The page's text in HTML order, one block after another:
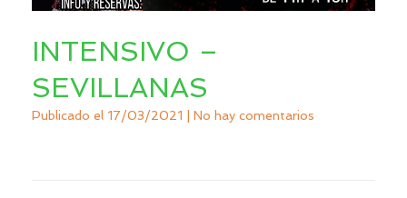
INTENSIVO –
SEVILLANAS
Publicado el 17/03/2021 No hay comentarios